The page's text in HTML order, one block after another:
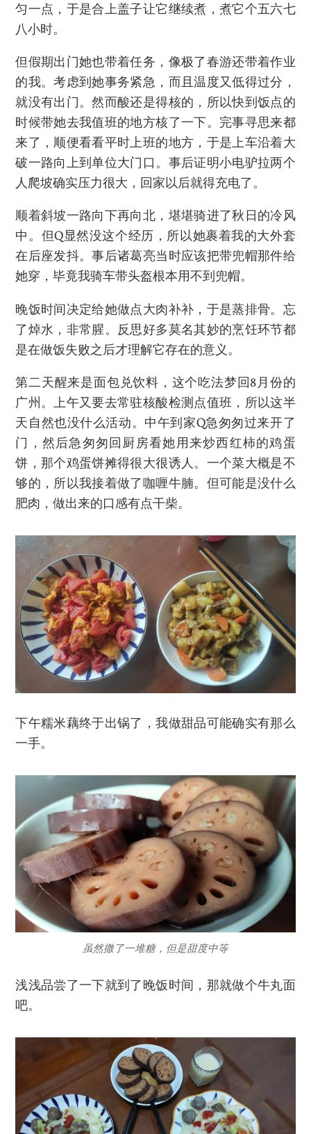
匀一点，于是合上盖子让它继续煮，煮它个五六七
八小时。
但假期出门她也带着任务，像极了春游还带着作业
的我。考虑到她事务紧急，而且温度又低得过分，
就没有出门。然而酸还是得核的，所以快到饭点的
时候带她去我值班的地方核了一下。完事寻思来都
来了，顺便看看平时上班的地方，于是上车沿着大
破一路向上到单位大门口。事后证明小电驴拉两个
人爬坡确实压力很大，回家以后就得充电了。
顺着斜坡一路向下再向北，堪堪骑进了秋日的冷风
中。但Q显然没这个经历，所以她裹着我的大外套
在后座发抖。事后诸葛亮当时应该把带兜帽那件给
她穿，毕竟我骑车带头盔根本用不到兜帽。
晚饭时间决定给她做点大肉补补，于是蒸排骨。忘
了焯水，非常腥。反思好多莫名其妙的烹饪环节都
是在做饭失败之后才理解它存在的意义。
第二天醒来是面包兑饮料，这个吃法梦回8月份的
广州。上午又要去常驻核酸检测点值班，所以这半
天自然也没什么活动。中午到家Q急匆匆过来开了
门，然后急匆匆回厨房看她用来炒西红柿的鸡蛋
饼，那个鸡蛋饼摊得很大很诱人。一个菜大概是不
够的，所以我接着做了咖喱牛腩。但可能是没什么
肥肉，做出来的口感有点干柴。
下午糯米藕终于出锅了，我做甜品可能确实有那么
一手。
虽然撒了一堆糖，但是甜度中等
浅浅品尝了一下就到了晚饭时间，那就做个牛丸面
吧。